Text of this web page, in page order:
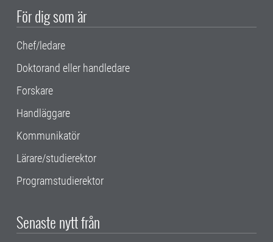
För dig som är
Chef/ledare
Doktorand eller handledare
Forskare
Handläggare
Kommunikatör
Lärare/studierektor
Programstudierektor
Senaste nytt från